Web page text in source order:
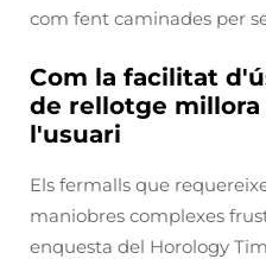
com fent caminades per
Com la facilitat
de rellotge
l'usuari
Els fermalls que
maniobres complexes
enquesta del Horology